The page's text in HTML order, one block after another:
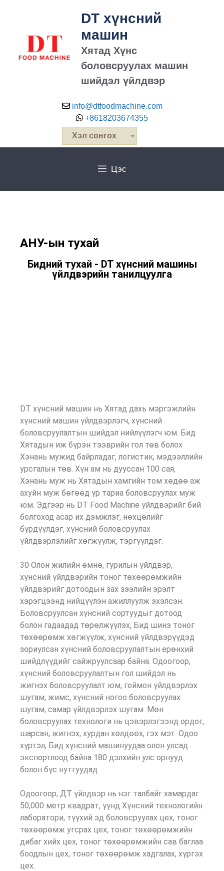
DT хүнсний
машин
Хятад Хүнс
боловсруулах машин
шийдэл үйлдвэр
info@dtfoodmachine.com
+8618203674355
Хэл сонгох
Цэс
АНУ-ын тухай
Бидний тухай - DT хүнсний машины
үйлдвэрийн танилцуулга
DT хүнсний машин нь Хятад дахь мэргэжлийн
хүнсний машин үйлдвэрлэгч, хүнсний
боловсруулалтын шийдэл нийлүүлэгч юм. Бид
Хятадын иж бүрэн тээврийн гол төв болох
Хэнань мужид байрладаг, логистик, мэдээллийн
урсгалын төв. Хүн ам нь дууссан 100 сая,
Хэнань муж нь Хятадын хамгийн том хөдөө аж
ахуйн муж бөгөөд үр тариа боловсруулах муж
юм. Эдгээр нь DT Food Machine үйлдвэрийг бий
болгоход асар их дэмжлэг, нөхцөлийг
бүрдүүлдэг, хүнсний боловсруулах
үйлдвэрлэлийг хөгжүүлж, тэргүүлдэг.
30 Олон жилийн өмнө, гурилын үйлдвэр,
хүнсний үйлдвэрийн тоног төхөөрөмжийн
үйлдвэрийг дотоодын зах зээлийн эрэлт
хэрэгцээнд нийцүүлэн ажиллуулж эхэлсэн.
Боловсруулсан хүнсний сортуудыг дотоод
болон гадаадад төрөлжүүлэх, Бид шинэ тоног
төхөөрөмж хөгжүүлж, хүнсний үйлдвэрүүдэд
зориулсан хүнсний боловсруулалтын ерөнхий
шийдлүүдийг сайжруулсаар байна. Одоогоор,
хүнсний боловсруулалтын гол шийдэл нь
жигнэх боловсруулалт юм, гоймон үйлдвэрлэх
шугам, жимс, хүнсний ногоо боловсруулах
шугам, самар үйлдвэрлэх шугам. Мөн
боловсруулах технологи нь цэвэрлэгээнд ордог,
шарсан, жигнэх, хурдан хөлдөөх, гэх мэт. Одоо
хүртэл, Бид хүнсний машинуудаа олон улсад
экспортлоод байна 180 дэлхийн улс орнууд
болон бүс нутгуудад.
Одоогоор, ДТ үйлдвэр нь нэг талбайг хамардаг
50,000 метр квадрат, үүнд Хүнсний технологийн
лаборатори, түүхий эд боловсруулах цех, тоног
төхөөрөмж угсрах цех, тоног төхөөрөмжийн
дибаг хийх цех, тоног төхөөрөмжийн сав баглаа
боодлын цех, тоног төхөөрөмж хадгалах, хүргэх
цех.